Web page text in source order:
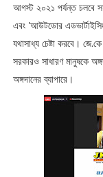
আগস্ট ২০২১ পর্যন্ত চলবে
এবং 'আউটডোর
যথাসাধ্য চেষ্টা করবে।
সরকারও সাধারণ মানুষকে
অঙ্গদানের ব্যাপারে।